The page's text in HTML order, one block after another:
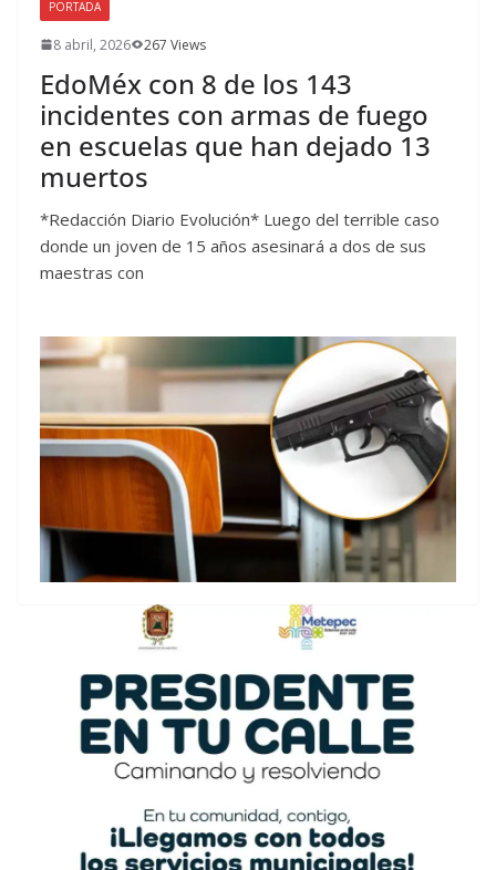
PORTADA
8 abril, 2026 267 Views
EdoMéx con 8 de los 143
incidentes con armas de fuego
en escuelas que han dejado 13
muertos
*Redacción Diario Evolución* Luego del terrible caso
donde un joven de 15 años asesinará a dos de sus
maestras con